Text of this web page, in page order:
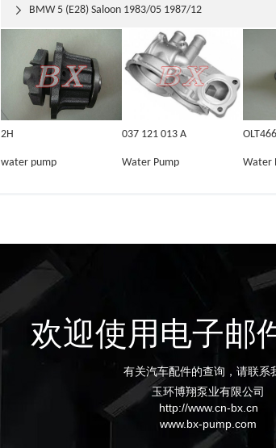
BMW 5 (E28) Saloon 1983/05 1987/12

2H
water pump
037 121 013 A
Water Pump
OLT466
Water
欢迎使用电子邮
有关汽车配件的查询，请联系
玉环博翔泵业有限公司
http://www.cn-bx.cn
www.bx-pump.com